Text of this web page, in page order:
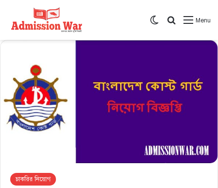
Menu
সার্চ করুন
Switch skin
চাকরির নিয়োগ